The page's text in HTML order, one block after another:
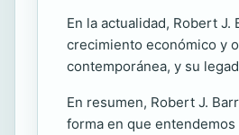
En la actualidad, Robert
crecimiento económico y
contemporánea, y su
En resumen, Robert J.
forma en que